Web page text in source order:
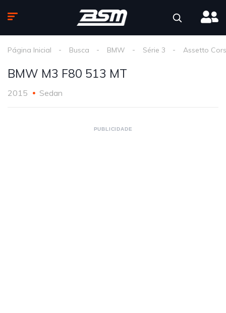
Página Inicial Busca BMW Série 3 Assetto
BMW M3 F80 513 MT
2015 Sedan
PUBLICIDADE